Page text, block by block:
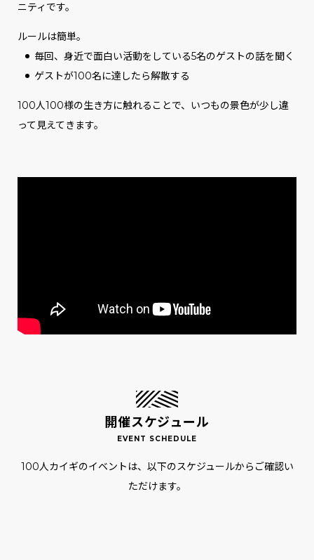
ニティです。
ルールは簡単。
毎回、身近で面白い活動をしている5名のゲストの話を聞く
ゲストが100名に達したら解散する
100人100様の生き方に触れることで、いつもの景色が少し違
って見えてきます。
開催スケジュール
100人カイギのイベントは、以下のスケジュールからご確認い
ただけます。